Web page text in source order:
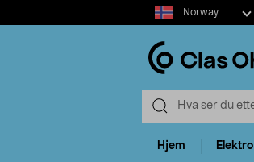
Select
market
Norway
Hjem Elektro